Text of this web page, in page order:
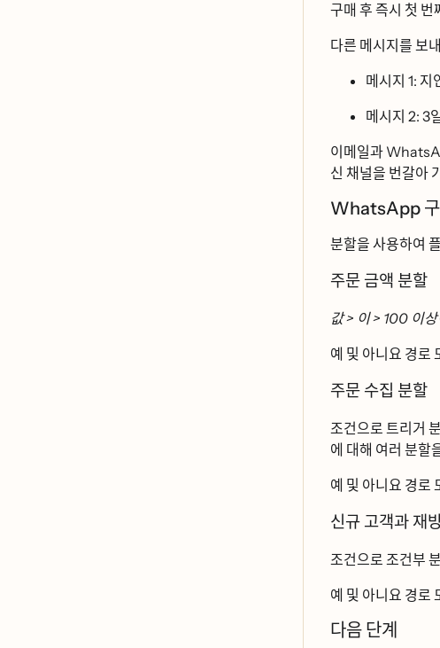
구매 후 즉시 첫
다른 메시지를
메시지 1:
메시지 2:
이메일과 WhatsApp
신 채널을
WhatsApp 구매
분할을 사용하여
주문 금액 분할
값 > 이 > 100
예 및 아니요
주문 수집 분할
조건으로 트리거
에 대해 여러
예 및 아니요
신규 고객과
조건으로 조건부
예 및 아니요
다음 단계